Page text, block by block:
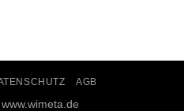
AGB